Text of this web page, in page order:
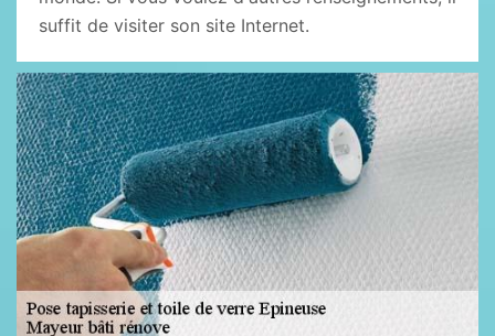
suffit de visiter son site Internet.